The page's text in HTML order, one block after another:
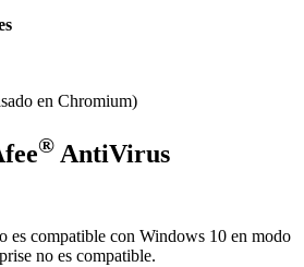
en Chromium)
® AntiVirus
es compatible con Windows 10 en modo
no es compatible.